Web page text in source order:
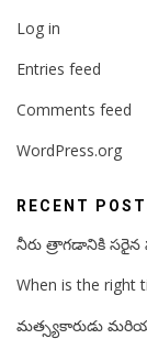
Log in
Entries feed
Comments feed
WordPress.org
RECENT
నీరు త్రాగడానికి
When is the right
మత్స్యకారుడు